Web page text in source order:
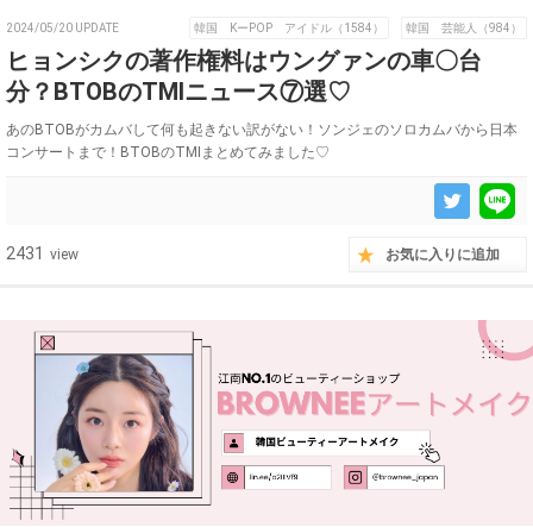
2024/05/20 UPDATE 韓国 KーPOP アイドル（1584） 韓国 芸能人（984）
ヒョンシクの著作権料はウングァンの車〇台
分？BTOBのTMIニュース⑦選♡
あのBTOBがカムバして何も起きない訳がない！ソンジェのソロカムバから日本
コンサートまで！BTOBのTMIまとめてみました♡
2431 view お気に入りに追加